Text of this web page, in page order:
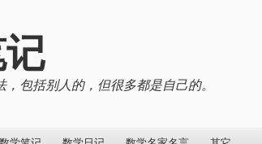
包括别人的，但很多都是自己的。